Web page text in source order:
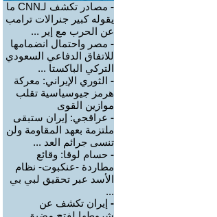
-
مصادر تكشف لـCNN ما
يقوله كبير جنرالات ترامب
عن الحرب مع إير ...
- مصر واحتمال انضمامها
للاتفاق الدفاعي السعودي
التركي الباكستا ...
- الثوري الإيراني: معركة
هرمز جيوسياسية تقلب
موازين القوى
- عراقجي: إيران ستبقى
ملتزمة بعهد المقاومة ولن
تنسى جرائم العد ...
- حسام لوقا: وقائع
مطاردة -عنكبوت- نظام
الأسد عبر تحقيق لبي بي
...
- إيران تكشف عن